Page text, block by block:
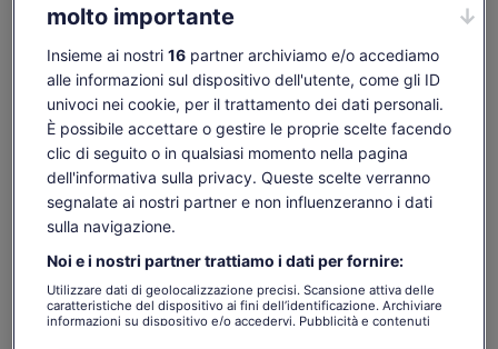
Controlla disponibilità
Cambia date
Cambia
date
ven 7 ago
18 €
sab 8 ago dom 9 ago
18 €
lun 10 ago
18 €
prezzo
è
18 €
per
adulto
18 €
per adulto
I contenuti di questa pagina possono essere stati
tradotti automaticamente.
Visualizza il testo originale (in inglese)
Comunicaci la tua opinione su questa traduzione
nuova
Cosa include e cosa no
molto importante
Insieme ai nostri 16partner archiviamo e/o accediamo
alle informazioni sul dispositivo dell'utente, come gli ID
univoci nei cookie, per il trattamento dei dati personali.
È possibile accettare o gestire le proprie scelte facendo
clic di seguito o in qualsiasi momento nella pagina
dell'informativa sulla privacy. Queste scelte verranno
segnalate ai nostri partner e non influenzeranno i dati
sulla navigazione.
Noi e i nostri partner trattiamo i dati per fornire:
Utilizzare dati di geolocalizzazione precisi. Scansione attiva delle
caratteristiche del dispositivo ai fini dell’identificazione. Archiviare
informazioni su dispositivo e/o accedervi. Pubblicità e contenuti